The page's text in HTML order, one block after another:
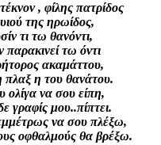
, φίλης πατρίδος
της ηρωίδος,
τι τω θανόντι,
παρακινεί τω όντι
ακαμάττου,
η του θανάτου.
να σου είπη,
γραφίς μου..πίπτει.
να σου πλέξω,
οφθαλμούς θα βρέξω.